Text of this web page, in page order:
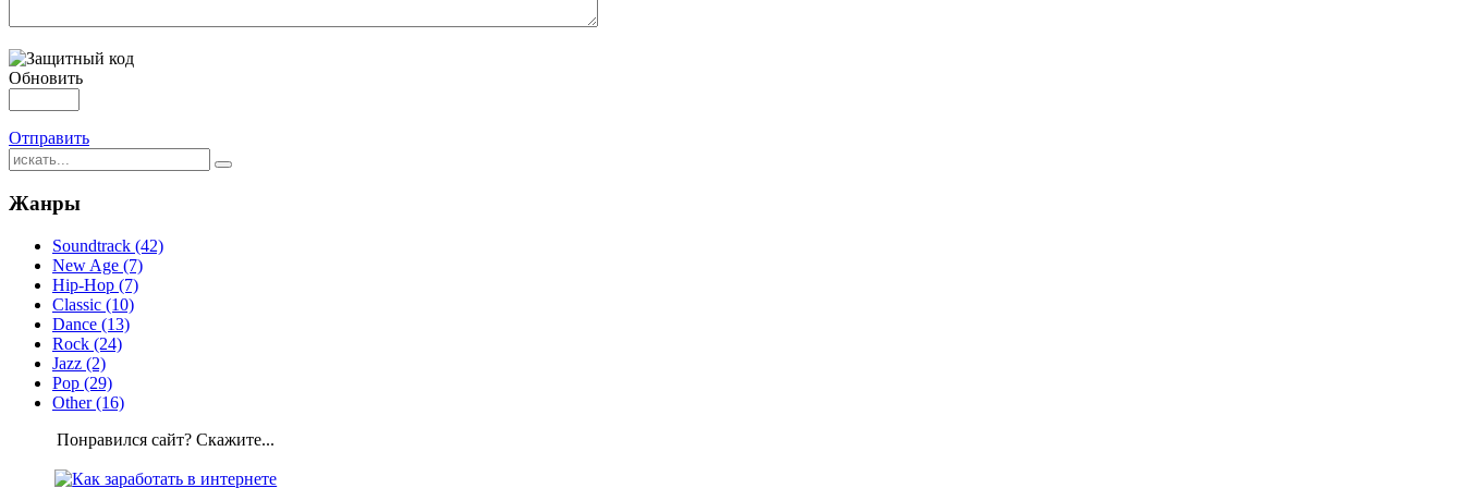
Обновить
Отправить
Жанры
Soundtrack (42)
New Age (7)
Hip-Hop (7)
Classic (10)
Dance (13)
Rock (24)
Jazz (2)
Pop (29)
Other (16)
Понравился сайт? Скажите...